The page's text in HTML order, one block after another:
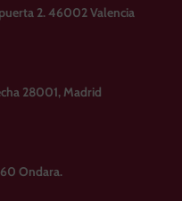
2. 46002 Valencia
28001, Madrid
Ondara.